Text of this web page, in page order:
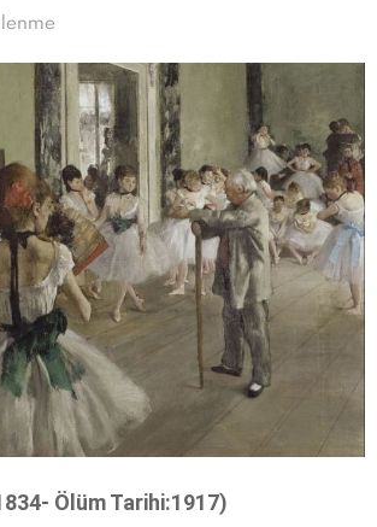
Ölüm Tarihi:1917)